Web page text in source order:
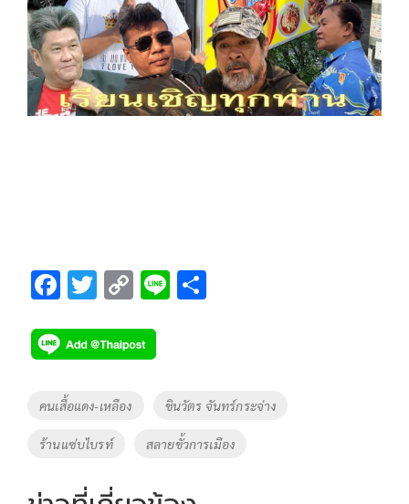
F
e
b
o
o
k
T
tt
er
C
p
y
k
Li
Tags
คนเสื้อแดง-เหลือง ชินวัตร จันทร์กระจ่าง
ร้านแซ่บไบรท์ สลายขั้วการเมือง